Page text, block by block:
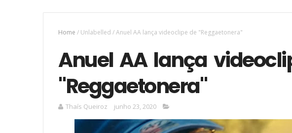
Home / Unlabelled /Anuel AA lança videoclipe de "Reggaetonera"
Anuel AA lança
"Reggaetonera"
Thaís Queiroz junho 23, 2020